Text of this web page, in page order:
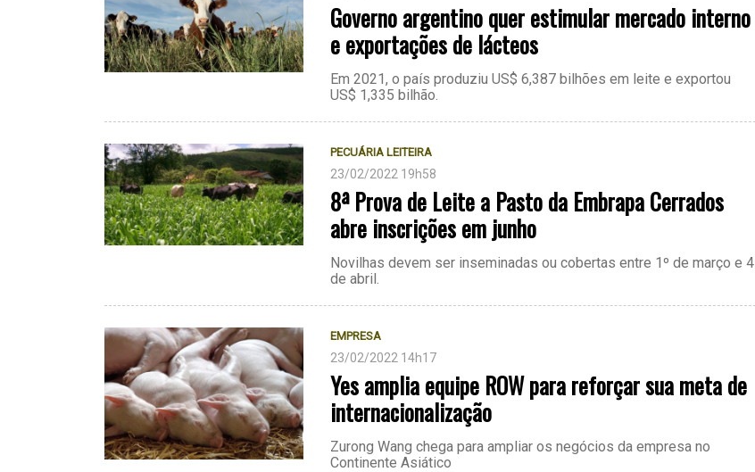
Governo argentino quer estimular mercado interno
e exportações de lácteos
Em 2021, o país produziu US$ 6,387 bilhões em leite e exportou
US$ 1,335 bilhão.
PECUÁRIA LEITEIRA
23/02/2022 19h58
8ª Prova de Leite a Pasto da Embrapa Cerrados
abre inscrições em junho
Novilhas devem ser inseminadas ou cobertas entre 1º de março e 4
de abril.
EMPRESA
23/02/2022 14h17
Yes amplia equipe ROW para reforçar sua meta de
internacionalização
Zurong Wang chega para ampliar os negócios da empresa no
Continente Asiático